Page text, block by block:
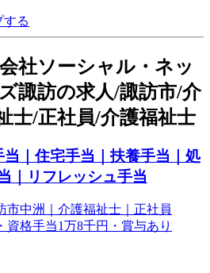
する
社ソーシャル・ネッ
諏訪の求人/諏訪市/介
士/正社員/介護福祉士
｜住宅手当｜扶養手当｜処
｜リフレッシュ手当